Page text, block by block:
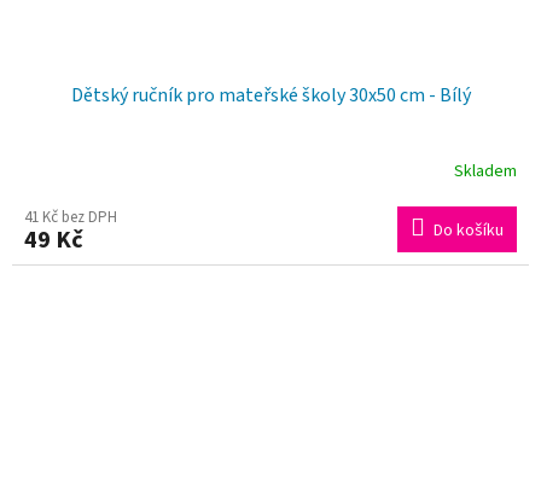
Dětský ručník pro mateřské školy 30x50 cm - Bílý
Skladem
41 Kč bez DPH
49 Kč Do košíku